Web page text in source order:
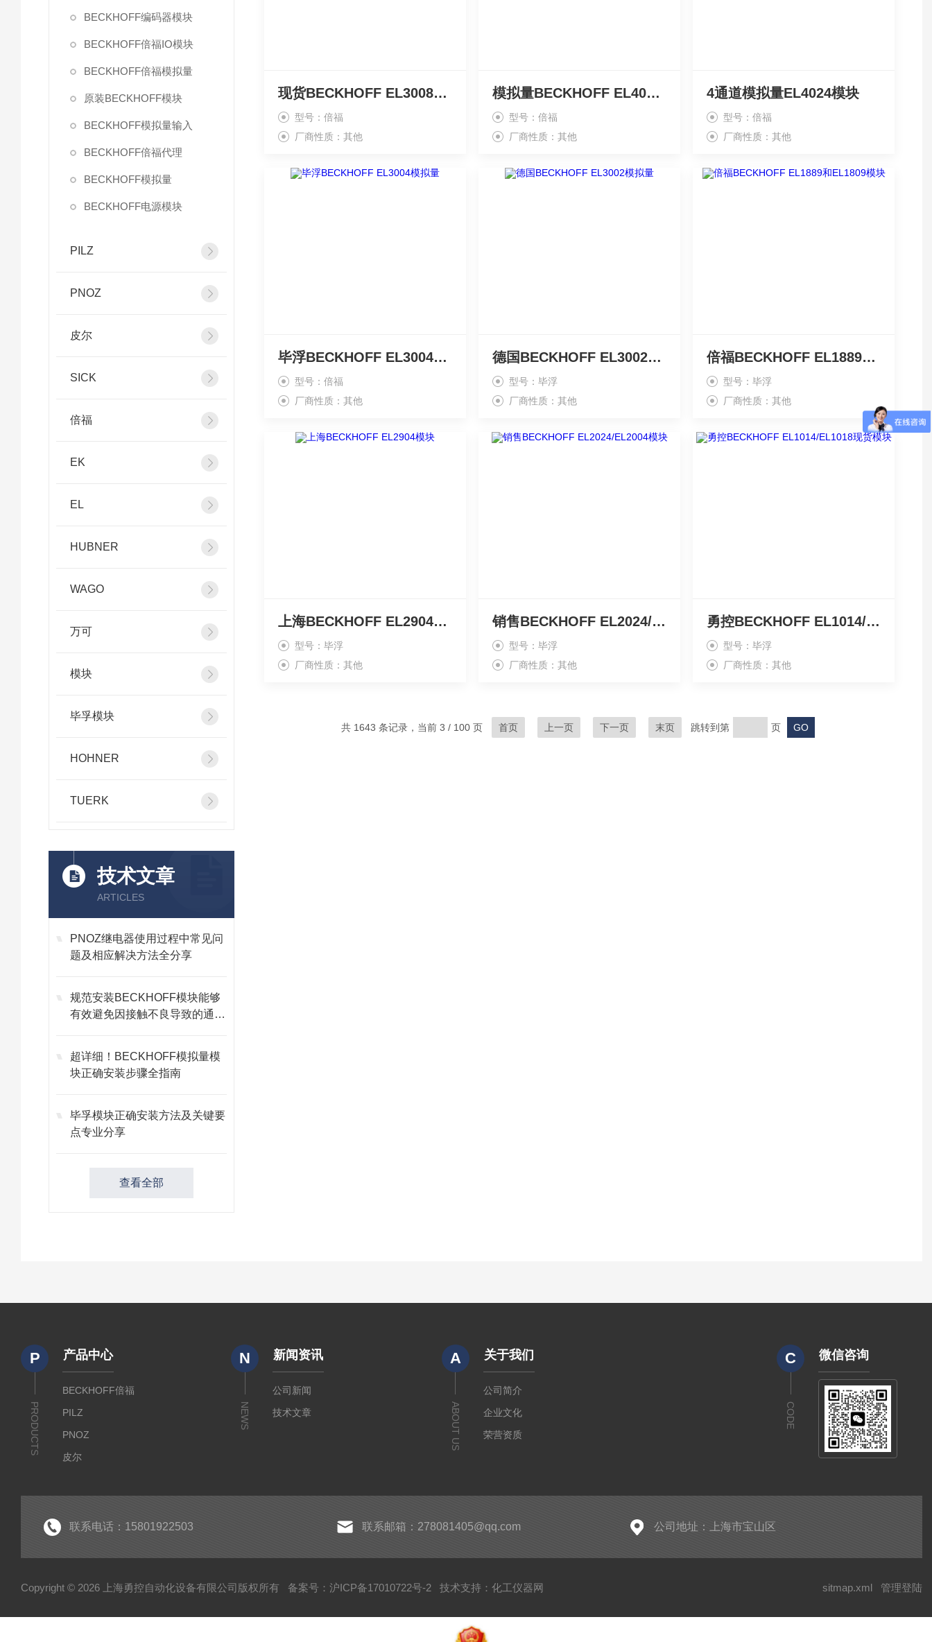
BECKHOFF编码器模块
BECKHOFF倍福IO模块
BECKHOFF倍福模拟量
原装BECKHOFF模块
BECKHOFF模拟量输入
BECKHOFF倍福代理
BECKHOFF模拟量
BECKHOFF电源模块
PILZ
PNOZ
皮尔
SICK
倍福
EK
EL
HUBNER
WAGO
万可
模块
毕孚模块
HOHNER
TUERK
技术文章
ARTICLES
PNOZ继电器使用过程中常见问
题及相应解决方法全分享
规范安装BECKHOFF模块能够
有效避免因接触不良导致的通讯
超详细！BECKHOFF模拟量模
块正确安装步骤全指南
毕孚模块正确安装方法及关键要
点专业分享
查看全部
现货BECKHOFF EL3008多通道模块
型号：倍福
厂商性质：其他
模拟量BECKHOFF EL4004输出模块
型号：倍福
厂商性质：其他
4通道模拟量EL4024模块
型号：倍福
厂商性质：其他
毕浮BECKHOFF EL3004模拟量
型号：倍福
厂商性质：其他
德国BECKHOFF EL3002模拟量
型号：毕浮
厂商性质：其他
倍福BECKHOFF EL1889和EL1809模块
型号：毕浮
厂商性质：其他
上海BECKHOFF EL2904模块
型号：毕浮
厂商性质：其他
销售BECKHOFF EL2024/EL2004模块
型号：毕浮
厂商性质：其他
勇控BECKHOFF EL1014/EL1018现货模块
型号：毕浮
厂商性质：其他
共 1643 条记录，当前 3 / 100 页 首页 上一页 下一页 末页 跳转到第 页
P
PRODUCTS
产品中心
BECKHOFF倍福
PILZ
PNOZ
皮尔
EK
WAGO
N
NEWS
新闻资讯
公司新闻
技术文章
A
ABOUT US
关于我们
公司简介
企业文化
荣营资质
C
CODE
微信咨询
联系电话：15801922503 联系邮箱：278081405@qq.com 公司地址：上海市宝山区
Copyright © 2026 上海勇控自动化设备有限公司版权所有 备案号：沪ICP备17010722号-2 技术支持： 化工仪器网 sitmap.xml 管理登陆